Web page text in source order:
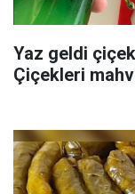
Yaz geldi
Çiçekleri